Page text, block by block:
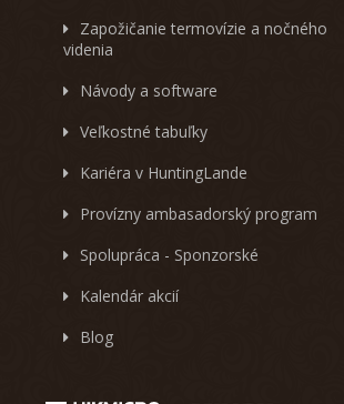
Zapožičanie termovízie a nočného
videnia
Návody a software
Veľkostné tabuľky
Kariéra v HuntingLande
Provízny ambasadorský program
Spolupráca - Sponzorské
Kalendár akcií
Blog